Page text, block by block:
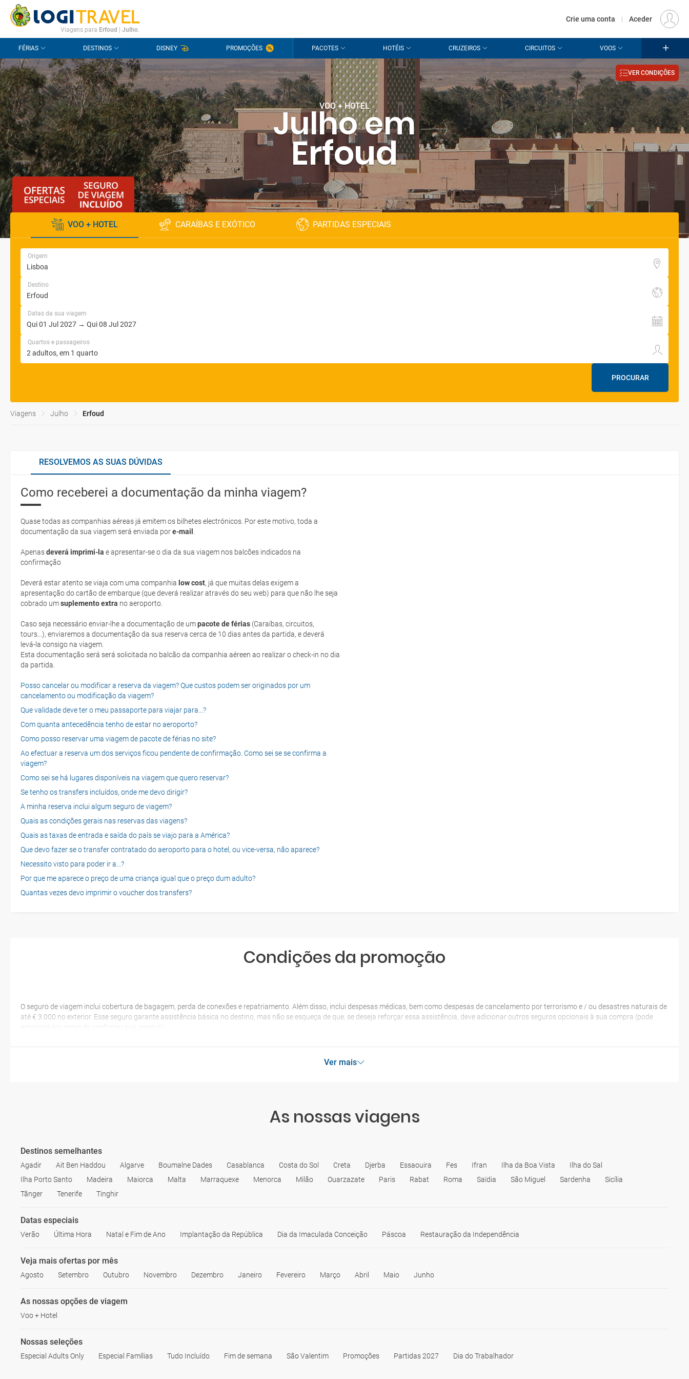
CONTACTO PERGUNTAS FREQUENTES EUR
Viagens para Erfoud Julho.
Crie uma conta | Aceder
FÉRIAS DESTINOS DISNEY PROMOÇÕES PACOTES HOTÉIS CRUZEIROS CIRCUITOS VOOS
VOO + HOTEL
Julho em
Erfoud
VER CONDIÇÕES
VOO + HOTEL CARAÍBAS E EXÓTICO PARTIDAS ESPECIAIS
Origem
Destino
Datas da sua viagem
Quartos e passageiros
PROCURAR
Viagens Julho Erfoud
RESOLVEMOS AS SUAS DÚVIDAS
Como receberei a documentação da minha viagem?
Quase todas as companhias aéreas já emitem os bilhetes electrónicos. Por este motivo, toda a
documentação da sua viagem será enviada pore-mail
Apenasdeverá imprimi-la e apresentar-se o dia da sua viagem nos balcões indicados na
confirmação
Deverá estar atento se viaja com uma companhia low cost, já que muitas delas exigem a
apresentação do cartão de embarque (que deverá realizar através do seu web) para que não lhe seja
cobrado umsuplemento extra no aeroporto.
Caso seja necessário enviar-lhe a documentação de umpacote de férias (Caraíbas, circuitos,
tours...), enviaremos a documentação da sua reserva cerca de 10 dias antes da partida, e deverá
levá-la consigo na viagem.
Esta documentação será será solicitada no balcão da companhia aéreen ao realizar o check-in no dia
da partida.
Posso cancelar ou modificar a reserva da viagem? Que custos podem ser originados por um
cancelamento ou modificação da viagem?
Que validade deve ter o meu passaporte para viajar para...?
Com quanta antecedência tenho de estar no aeroporto?
Como posso reservar uma viagem de pacote de férias no site?
Ao efectuar a reserva um dos serviços ficou pendente de confirmação. Como sei se se confirma a
viagem?
Como sei se há lugares disponíveis na viagem que quero reservar?
Se tenho os transfers incluídos, onde me devo dirigir?
A minha reserva inclui algum seguro de viagem?
Quais as condições gerais nas reservas das viagens?
Quais as taxas de entrada e saída do país se viajo para a América?
Que devo fazer se o transfer contratado do aeroporto para o hotel, ou vice-versa, não aparece?
Necessito visto para poder ir a...?
Por que me aparece o preço de uma criança igual que o preço dum adulto?
Quantas vezes devo imprimir o voucher dos transfers?
Condições da promoção
O seguro de viagem inclui cobertura de bagagem, perda de conexões e repatriamento. Além disso, inclui despesas médicas, bem como despesas de cancelamento por terrorismo e / ou desastres naturais de
até € 3.000 no exterior. Esse seguro garante assistência básica no destino, mas não se esqueça de que, se deseja reforçar essa assistência, deve adicionar outros seguros opcionais à sua compra (pode
selecioná-los antes de confirmar sua reserva).
Ver mais
As nossas viagens
Destinos semelhantes
Agadir Ait Ben Haddou Algarve Boumalne Dades Casablanca Costa do Sol Creta Djerba Essaouira Fes Ifran Ilha da Boa Vista
Ilha do Sal
Ilha Porto Santo
Madeira Maiorca Malta Marraquexe Menorca Milão Ouarzazate Paris Rabat Roma Saïdia São Miguel Sardenha
Sicília
Tânger
Tenerife Tinghir
Datas especiais
Verão Última Hora Natal e Fim de Ano Implantação da República Dia da Imaculada Conceição Páscoa Restauração da Independência
Veja mais ofertas por mês
Agosto Setembro Outubro Novembro Dezembro Janeiro Fevereiro Março Abril Maio Junho
As nossas opções de viagem
Voo + Hotel
Nossas seleções
Especial Adults Only Especial Famílias Tudo Incluído Fim de semana São Valentim Promoções Partidas 2027 Dia do Trabalhador